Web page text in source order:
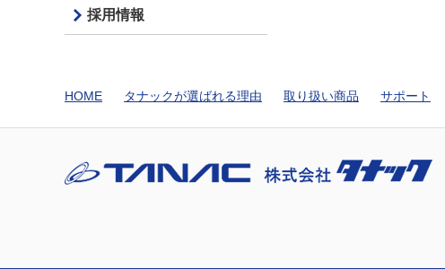
採用情報
HOME タナックが選ばれる理由 取り扱い商品 サポート